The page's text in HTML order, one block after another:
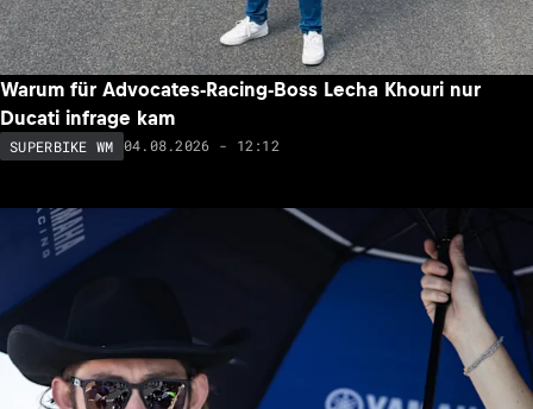
Warum für Advocates-Racing-Boss Lecha Khouri nur
Ducati infrage kam
SUPERBIKE WM 04.08.2026 - 12:12